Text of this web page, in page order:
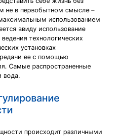
не в первобытном смысле –
использованием
ввиду использование
технологических
установках
ее с помощью
Самые распространенные
вода.
происходит различными